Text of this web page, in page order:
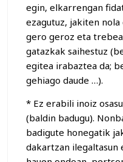
egin, elkarrengan
ezagutuz, jakiten
gero geroz eta
gatazkak saihestuz
egitea irabaztea da;
gehiago daude …).
* Ez erabili inoiz
(baldin badugu).
badigute honegatik
dakartzan